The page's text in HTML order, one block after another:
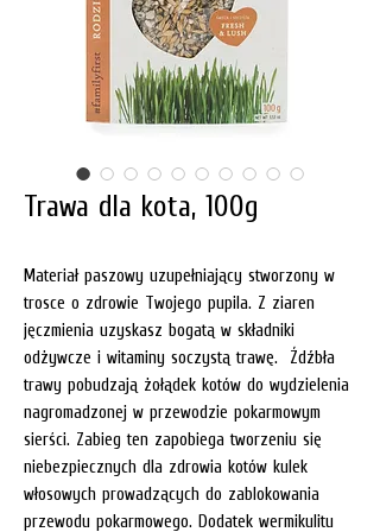
Trawa dla kota, 100g
Materiał paszowy uzupełniający stworzony w
trosce o zdrowie Twojego pupila. Z ziaren
jęczmienia uzyskasz bogatą w składniki
odżywcze i witaminy soczystą trawę. Źdźbła
trawy pobudzają żołądek kotów do wydzielenia
nagromadzonej w przewodzie pokarmowym
sierści. Zabieg ten zapobiega tworzeniu się
niebezpiecznych dla zdrowia kotów kulek
włosowych prowadzących do zablokowania
przewodu pokarmowego. Dodatek wermikulitu